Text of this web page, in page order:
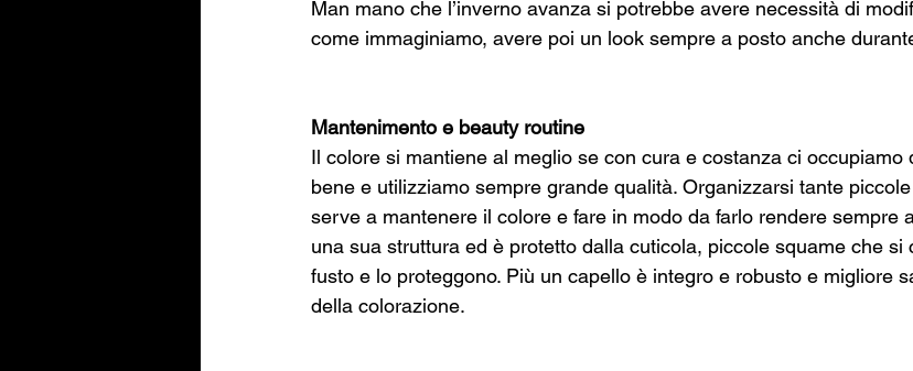
Man mano che l’inverno avanza si potrebbe avere necessità di
come immaginiamo, avere poi un look sempre a posto anche
Mantenimento e beauty routine
Il colore si mantiene al meglio se con cura e costanza ci occupiamo
bene e utilizziamo sempre grande qualità. Organizzarsi tante piccole
serve a mantenere il colore e fare in modo da farlo rendere sempre
una sua struttura ed è protetto dalla cuticola, piccole squame che si
fusto e lo proteggono. Più un capello è integro e robusto e migliore
della colorazione.